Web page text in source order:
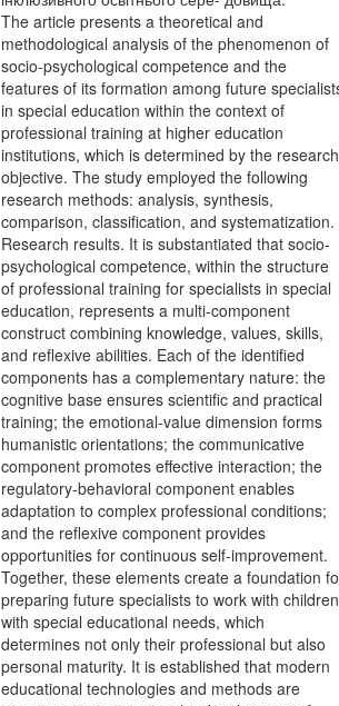
The article presents a theoretical and
methodological analysis of the phenomenon of
socio-psychological competence and the
features of its formation among future
in special education within the context of
professional training at higher education
institutions, which is determined by the research
objective. The study employed the following
research methods: analysis, synthesis,
comparison, classification, and systematization.
Research results. It is substantiated that socio-
psychological competence, within the structure
of professional training for specialists in special
education, represents a multi-component
construct combining knowledge, values, skills,
and reflexive abilities. Each of the identified
components has a complementary nature: the
cognitive base ensures scientific and practical
training; the emotional-value dimension forms
humanistic orientations; the communicative
component promotes effective interaction; the
regulatory-behavioral component enables
adaptation to complex professional conditions;
and the reflexive component provides
opportunities for continuous self-improvement.
Together, these elements create a foundation
preparing future specialists to work with children
with special educational needs, which
determines not only their professional but also
personal maturity. It is established that modern
educational technologies and methods are